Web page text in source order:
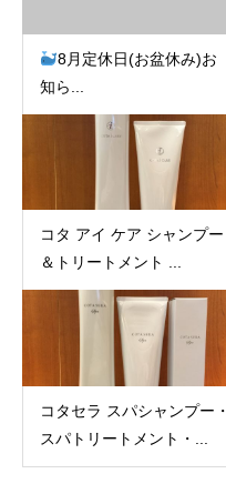
8月定休日(お盆休み)お
知ら...
コタ アイ ケア シャンプー
＆トリートメント ...
コタセラ スパシャンプー・
スパトリートメント・...